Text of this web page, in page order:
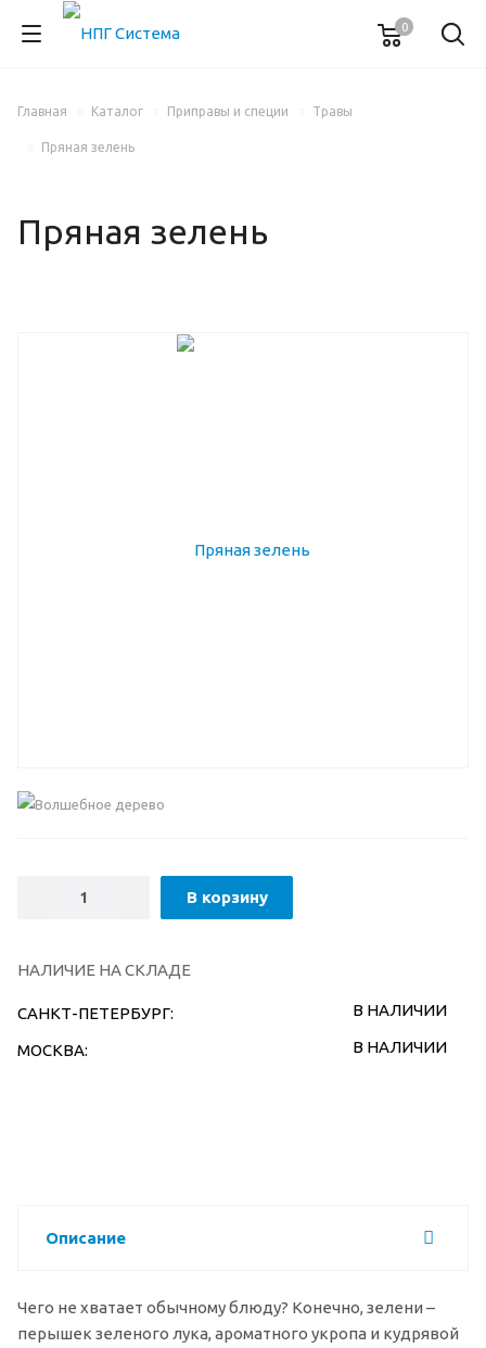
0
Главная Каталог Приправы и специи Травы
Пряная зелень
Пряная зелень
В корзину
НАЛИЧИЕ НА СКЛАДЕ
САНКТ-ПЕТЕРБУРГ: В НАЛИЧИИ
МОСКВА: В НАЛИЧИИ
Описание
Чего не хватает обычному блюду? Конечно, зелени –
перышек зеленого лука, ароматного укропа и кудрявой